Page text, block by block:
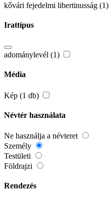
kővári fejedelmi libertinusság (1)
Irattípus
adománylevél (1)
Média
Kép (1 db)
Névtér használata
Ne használja a névteret
Személy
Testületi
Földrajzi
Rendezés